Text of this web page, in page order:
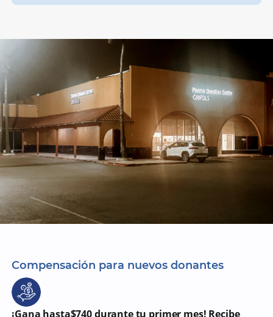
Compensación para nuevos donantes
¡Gana hasta$740 durante tu primer mes! Recibe